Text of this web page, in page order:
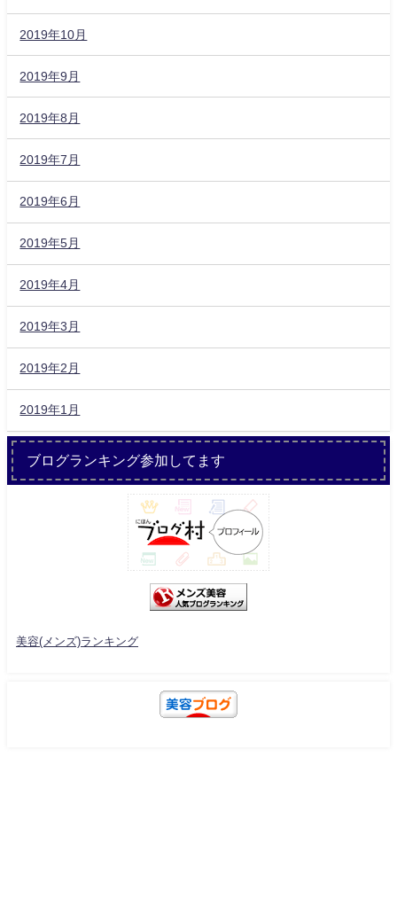
2019年10月
2019年9月
2019年8月
2019年7月
2019年6月
2019年5月
2019年4月
2019年3月
2019年2月
2019年1月
ブログランキング参加してます
美容(メンズ)ランキング